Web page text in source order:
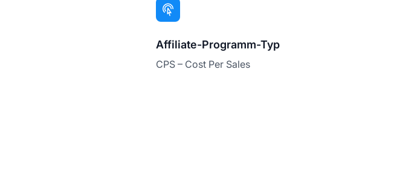
Affiliate-Programm-Typ
CPS – Cost Per Sales